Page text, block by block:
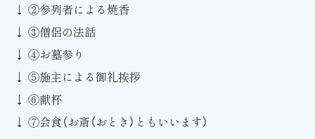
↓ ②参列者による焼香
↓ ③僧侶の法話
↓ ④お墓参り
↓ ⑤施主による御礼挨拶
↓ ⑥献杯
↓ ⑦会食（お斎（おとき）ともいいます）